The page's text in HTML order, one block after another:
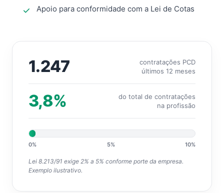
Apoio para conformidade com a Lei de Cotas
1.247
contratações PCD
últimos 12 meses
3,8%
do total de contratações
na profissão
0% 5% 10%
Lei 8.213/91 exige 2% a 5% conforme porte da empresa.
Exemplo ilustrativo.